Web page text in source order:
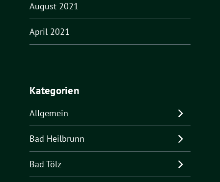
August 2021
April 2021
Kategorien
Allgemein
Bad Heilbrunn
Bad Tölz